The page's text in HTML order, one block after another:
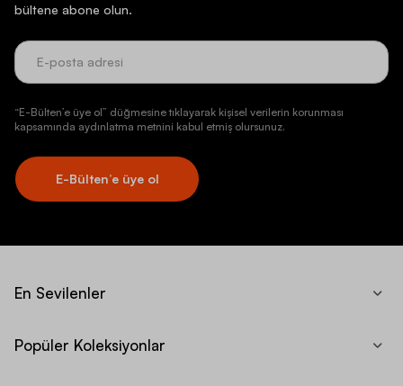
bültene abone olun.
“E-Bülten’e üye ol” düğmesine tıklayarak kişisel verilerin korunması
kapsamında aydınlatma metnini kabul etmiş olursunuz.
E-Bülten’e üye ol
En Sevilenler
Popüler Koleksiyonlar